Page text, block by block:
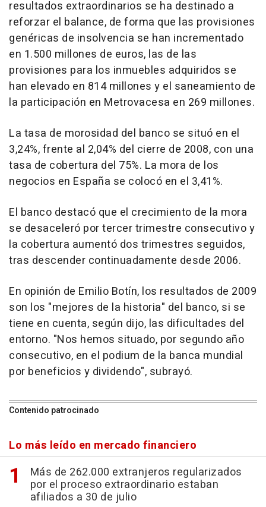
resultados extraordinarios se ha destinado a
reforzar el balance, de forma que las provisiones
genéricas de insolvencia se han incrementado
en 1.500 millones de euros, las de las
provisiones para los inmuebles adquiridos se
han elevado en 814 millones y el saneamiento de
la participación en Metrovacesa en 269 millones.
La tasa de morosidad del banco se situó en el
3,24%, frente al 2,04% del cierre de 2008, con una
tasa de cobertura del 75%. La mora de los
negocios en España se colocó en el 3,41%.
El banco destacó que el crecimiento de la mora
se desaceleró por tercer trimestre consecutivo y
la cobertura aumentó dos trimestres seguidos,
tras descender continuadamente desde 2006.
En opinión de Emilio Botín, los resultados de 2009
son los "mejores de la historia" del banco, si se
tiene en cuenta, según dijo, las dificultades del
entorno. "Nos hemos situado, por segundo año
consecutivo, en el podium de la banca mundial
por beneficios y dividendo", subrayó.
Contenido patrocinado
Lo más leído en mercado financiero
Más de 262.000 extranjeros regularizados
por el proceso extraordinario estaban
afiliados a 30 de julio